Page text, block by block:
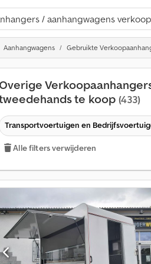
Aanhangwagens Gebruikte
Overige
te koop (433)
Transportvoertuigen en
Alle filters verwijderen